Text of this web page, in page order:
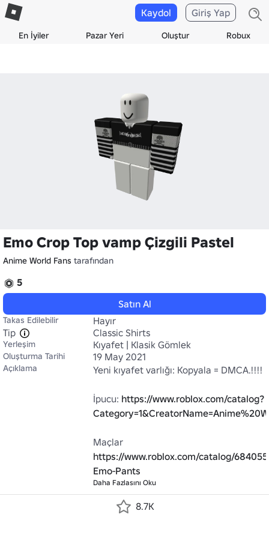
En İyiler Pazar Yeri Oluştur Robux
Kaydol Giriş Yap
Emo Crop Top vamp Çizgili Pastel
Anime World Fans tarafından
5
Satın Al
Takas Edilebilir
Hayır
Tip
Classic Shirts
Yerleşim Kıyafet | Klasik Gömlek
Oluşturma Tarihi 19 May 2021
Açıklama Yeni kıyafet varlığı: Kopyala = DMCA.!!!!
İpucu: https://www.roblox.com/catalog?
https://www.roblox.com/catalog/
Emo-Pants
Daha Fazlasını Oku
8.7K